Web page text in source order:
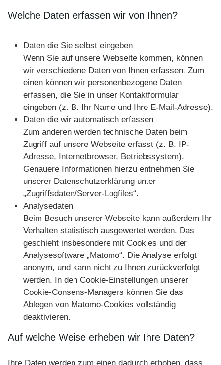
Welche Daten erfassen wir von Ihnen?
Daten die Sie selbst eingeben
Wenn Sie auf unsere Webseite kommen, können
wir verschiedene Daten von Ihnen erfassen. Zum
einen können wir personenbezogene Daten
erfassen, die Sie in unser Kontaktformular
eingeben (z. B. Ihr Name und Ihre E-Mail-Adresse).
Daten die wir automatisch erfassen
Zum anderen werden technische Daten beim
Zugriff auf unsere Webseite erfasst (z. B. IP-
Adresse, Internetbrowser, Betriebssystem).
Genauere Informationen hierzu entnehmen Sie
unserer Datenschutzerklärung unter
„Zugriffsdaten/Server-Logfiles“.
Analysedaten
Beim Besuch unserer Webseite kann außerdem Ihr
Verhalten statistisch ausgewertet werden. Das
geschieht insbesondere mit Cookies und der
Analysesoftware „Matomo“. Die Analyse erfolgt
anonym, und kann nicht zu Ihnen zurückverfolgt
werden. In den Cookie-Einstellungen unserer
Cookie-Consens-Managers können Sie das
Ablegen von Matomo-Cookies vollständig
deaktivieren.
Auf welche Weise erheben wir Ihre Daten?
Ihre Daten werden zum einen dadurch erhoben, dass